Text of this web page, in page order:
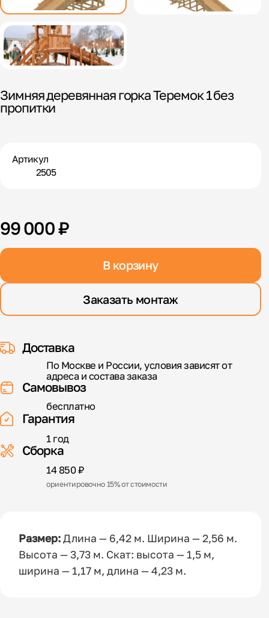
Зимняя деревянная горка Теремок 1 без
пропитки
Артикул
2505
99 000 ₽
В корзину
Заказать монтаж
Доставка
По Москве и России, условия зависят от
адреса и состава заказа
Самовывоз
бесплатно
Гарантия
1 год
Сборка
14 850 ₽
ориентировочно 15% от стоимости
Размер:Длина — 6,42 м. Ширина — 2,56 м.
Высота — 3,73 м. Скат: высота — 1,5 м,
ширина — 1,17 м, длина — 4,23 м.